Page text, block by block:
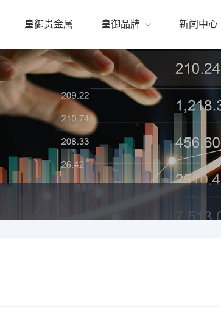
皇御贵金属 皇御品牌 新闻中心